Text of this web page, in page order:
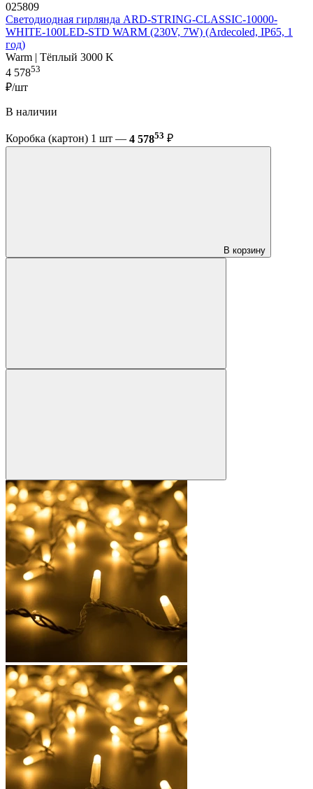
025809
Светодиодная гирлянда ARD-STRING-CLASSIC-10000-
WHITE-100LED-STD WARM (230V, 7W) (Ardecoled, IP65, 1
год)
Warm | Тёплый 3000 K
4 57853
₽/шт
В наличии
Коробка (картон) 1 шт — 4 57853 ₽
В корзину